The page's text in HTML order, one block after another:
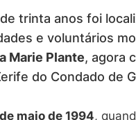
trinta anos foi
e voluntários
Marie Plante, agora
do Condado de
maio de 1994,